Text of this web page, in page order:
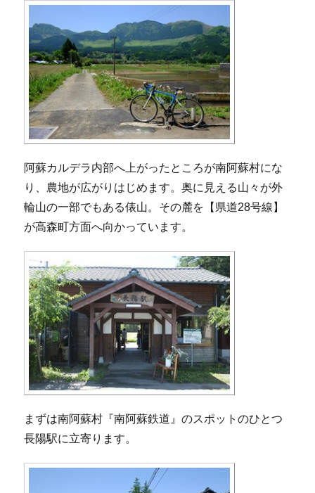
阿蘇カルデラ内部へ上がったところが南阿蘇村にな
り、農地が広がりはじめます。奥に見える山々が外
輪山の一部でもある俵山。その麓を【県道28号線】
が高森町方面へ向かっています。
まずは南阿蘇村『南阿蘇鉄道』のスポットのひとつ
長陽駅に立寄ります。